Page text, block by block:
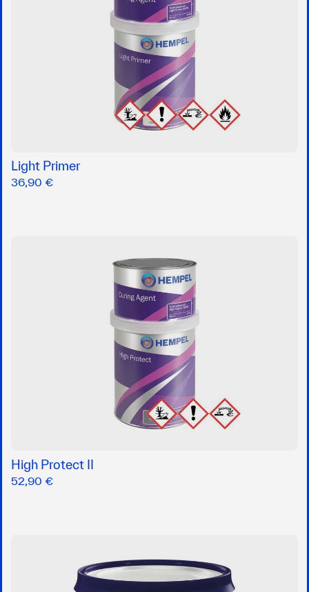
Light Primer
36,90 €
High Protect II
52,90 €